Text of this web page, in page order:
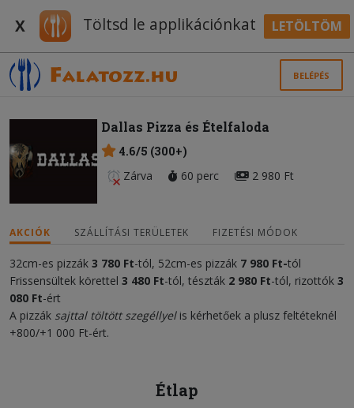
X Töltsd le applikációnkat LETÖLTÖM
BELÉPÉS
Dallas Pizza és Ételfaloda
4.6/5 (300+)
Zárva
60 perc 2 980 Ft
AKCIÓK SZÁLLÍTÁSI TERÜLETEK FIZETÉSI MÓDOK
32cm-es pizzák 3 780 Ft-tól, 52cm-es pizzák 7 980 Ft-tól
Frissensültek körettel 3 480 Ft-tól, tészták 2 980 Ft-tól, rizottók 3
080 Ft-ért
A pizzák sajttal töltött szegéllyelis kérhetőek a plusz feltéteknél
+800/+1 000 Ft-ért.
Étlap